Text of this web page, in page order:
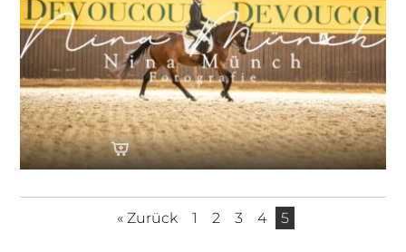
« Zurück 1 2 3 4 5